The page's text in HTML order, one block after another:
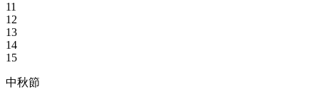
11
12
13
14
15
中秋節